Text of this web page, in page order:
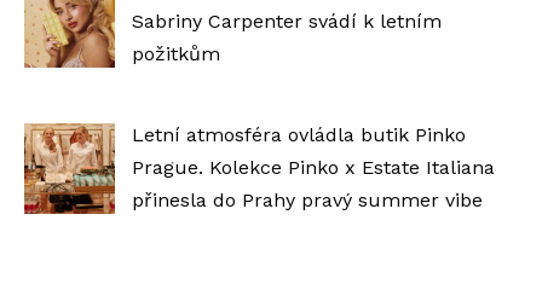
Sabriny Carpenter svádí k letním
požitkům
Letní atmosféra ovládla butik Pinko
Prague. Kolekce Pinko x Estate Italiana
přinesla do Prahy pravý summer vibe